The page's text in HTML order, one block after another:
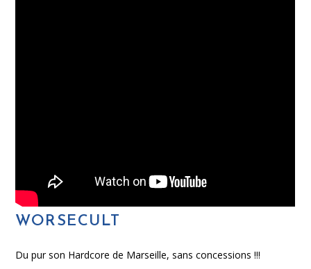
WORSECULT
Du pur son Hardcore de Marseille, sans concessions !!!